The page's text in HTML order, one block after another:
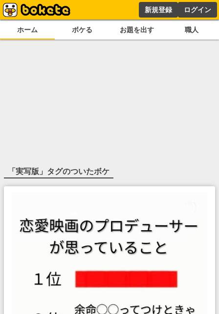
新規登録 ログイン
ホーム ボケる お題を出す 職人
「実写版 」タグのついたボケ